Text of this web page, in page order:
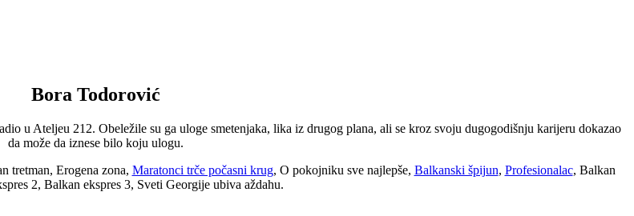
Bora Todorović
u Ateljeu 212. Obeležile su ga uloge smetenjaka, lika iz drugog plana, ali se kroz svoju dugogodišnju karijeru dokazao
da može da iznese bilo koju ulogu.
tretman, Erogena zona, Maratonci trče počasni krug, O pokojniku sve najlepše, Balkanski špijun, Profesionalac, Balkan
2, Balkan ekspres 3, Sveti Georgije ubiva aždahu.